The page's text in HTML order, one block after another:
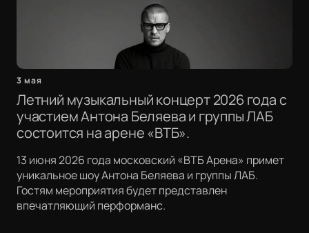
3 мая
Летний музыкальный концерт 2026 года с
участием Антона Беляева и группы ЛАБ
состоится на арене «ВТБ».
13 июня 2026 года московский «ВТБ Арена» примет
уникальное шоу Антона Беляева и группы ЛАБ.
Гостям мероприятия будет представлен
впечатляющий перформанс.